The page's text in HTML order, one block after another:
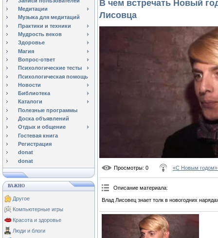
Медитации
Музыка для медитаций
Практики и техники
Мудрость веков
Здоровье
Магия
Вопрос-ответ
Психологические тесты
Психологическая помощь
Новости
Библиотека
Каталоги
Полезные программы
Доска объявлений
Отдых и общение
Гостевая книга
Регистрация
donat
donat
ВАЖНО
Другое
Компьютерные игры
Красота и здоровье
Люди и блоги
В чем встречать Новый
Лисовца
Просмотры: 0 «С Новым годом»
Описание материала:
Влад Лисовец знает толк в новогодних